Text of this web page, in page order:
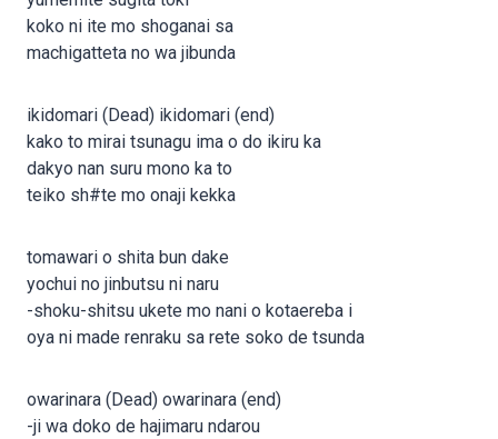
koko ni ite mo shoganai sa
machigatteta no wa jibunda
ikidomari (Dead) ikidomari (end)
kako to mirai tsunagu ima o do ikiru ka
dakyo nan suru mono ka to
teiko sh#te mo onaji kekka
tomawari o shita bun dake
yochui no jinbutsu ni naru
-shoku-shitsu ukete mo nani o kotaereba i
oya ni made renraku sa rete soko de tsunda
owarinara (Dead) owarinara (end)
-ji wa doko de hajimaru ndarou